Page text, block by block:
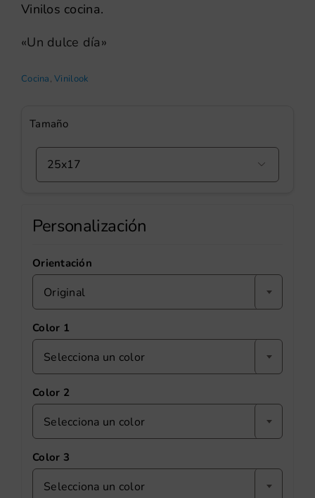
Vinilos cocina.
«Un dulce día»
Cocina,Vinilook
Tamaño

Personalización
Orientación
Original
Color 1
Selecciona un color
Color 2
Selecciona un color
Color 3
Selecciona un color